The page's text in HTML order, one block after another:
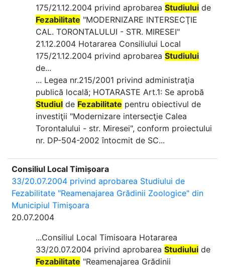
175/21.12.2004 privind aprobarea Studiului de
Fezabilitate "MODERNIZARE INTERSECŢIE
CAL. TORONTALULUI - STR. MIRESEI"
21.12.2004 Hotararea Consiliului Local
175/21.12.2004 privind aprobarea Studiului
de...
... Legea nr.215/2001 privind administraţia
publică locală; HOTARASTE Art.1: Se aprobă
Studiul de Fezabilitate pentru obiectivul de
investiţii "Modernizare intersecţie Calea
Torontalului - str. Miresei", conform proiectului
nr. DP-504-2002 întocmit de SC...
Consiliul Local Timișoara
33/20.07.2004 privind aprobarea Studiului de
Fezabilitate "Reamenajarea Grădinii Zoologice" din
Municipiul Timişoara
20.07.2004
...Consiliul Local Timisoara Hotararea
33/20.07.2004 privind aprobarea Studiului de
Fezabilitate "Reamenajarea Grădinii